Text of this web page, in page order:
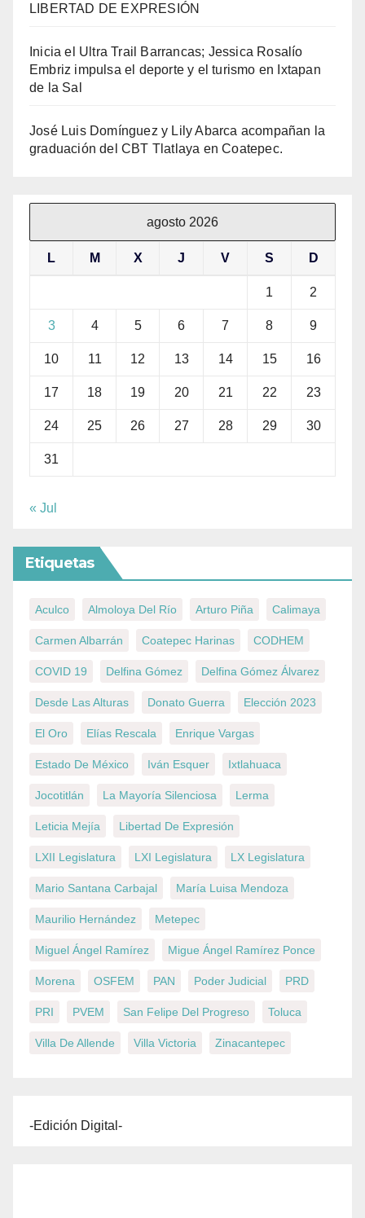
LIBERTAD DE EXPRESIÓN
Inicia el Ultra Trail Barrancas; Jessica Rosalío
Embriz impulsa el deporte y el turismo en Ixtapan
de la Sal
José Luis Domínguez y Lily Abarca acompañan la
graduación del CBT Tlatlaya en Coatepec.
agosto 2026
L M X J V S D
1 2
3 4 5 6 7 8 9
10 11 12 13 14 15 16
17 18 19 20 21 22 23
24 25 26 27 28 29 30
31
« Jul
Etiquetas
Aculco Almoloya Del Río Arturo Piña Calimaya
Carmen Albarrán Coatepec Harinas CODHEM
COVID 19 Delfina Gómez Delfina Gómez Álvarez
Desde Las Alturas Donato Guerra Elección 2023
El Oro Elías Rescala Enrique Vargas
Estado De México Iván Esquer Ixtlahuaca
Jocotitlán La Mayoría Silenciosa Lerma
Leticia Mejía Libertad De Expresión
LXII Legislatura LXI Legislatura LX Legislatura
Mario Santana Carbajal María Luisa Mendoza
Maurilio Hernández Metepec
Miguel Ángel Ramírez Migue Ángel Ramírez Ponce
Morena OSFEM PAN Poder Judicial PRD
PRI PVEM San Felipe Del Progreso Toluca
Villa De Allende Villa Victoria Zinacantepec
-Edición Digital-